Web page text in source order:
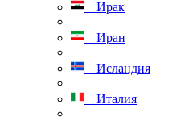
Ирак
Иран
Исландия
Италия